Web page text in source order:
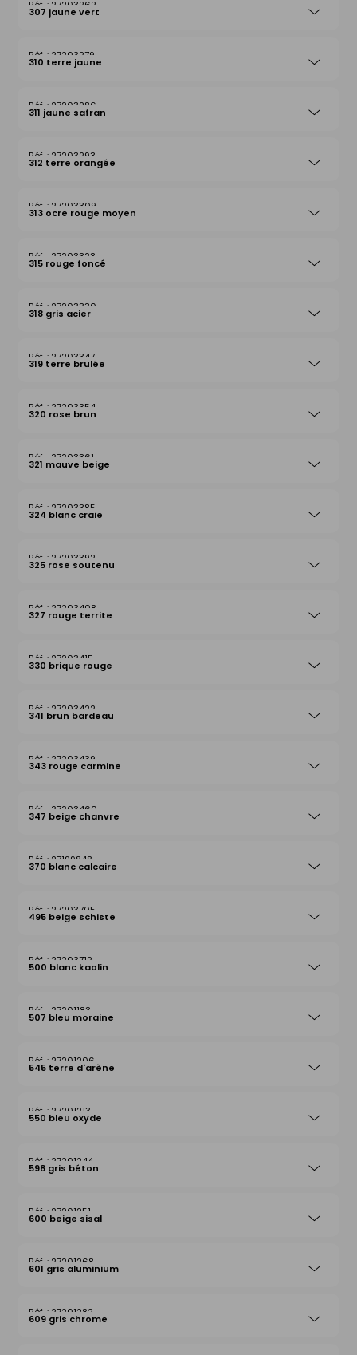
27203262
307 jaune vert
27203279
310 terre jaune
27203286
311 jaune safran
27203293
312 terre orangée
27203309
313 ocre rouge moyen
27203323
315 rouge foncé
27203330
318 gris acier
27203347
319 terre brulée
27203354
320 rose brun
27203361
321 mauve beige
27203385
324 blanc craie
27203392
325 rose soutenu
27203408
327 rouge territe
27203415
330 brique rouge
27203422
341 brun bardeau
27203439
343 rouge carmine
27203460
347 beige chanvre
27199848
370 blanc calcaire
27203705
495 beige schiste
27203712
500 blanc kaolin
27201183
507 bleu moraine
27201206
545 terre d'arène
27201213
550 bleu oxyde
27201244
598 gris béton
27201251
600 beige sisal
27201268
601 gris aluminium
27201282
609 gris chrome